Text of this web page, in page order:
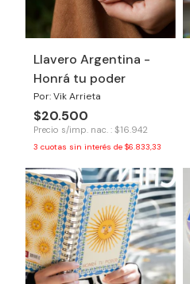
Llavero Argentina -
Honrá tu poder
Por: Vik Arrieta
$20.500
Precio s/imp. nac. : $16.942
3 cuotas sin interés de $6.833,33